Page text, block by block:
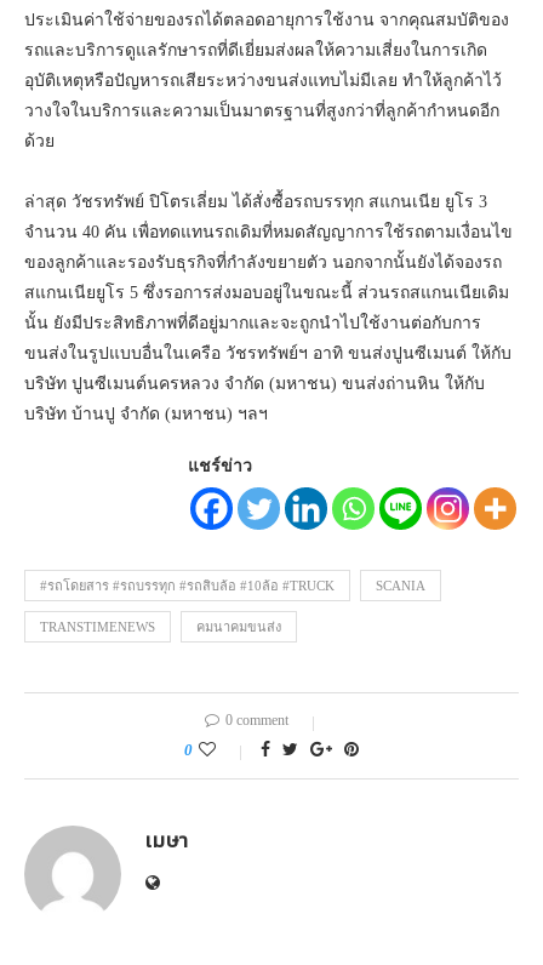
ประเมินค่าใช้จ่ายของรถได้ตลอดอายุการใช้งาน จากคุณสมบัติของ
รถและบริการดูแลรักษารถที่ดีเยี่ยมส่งผลให้ความเสี่ยงในการเกิด
อุบัติเหตุหรือปัญหารถเสียระหว่างขนส่งแทบไม่มีเลย ทำให้ลูกค้าไว้
วางใจในบริการและความเป็นมาตรฐานที่สูงกว่าที่ลูกค้ากำหนดอีก
ด้วย
ล่าสุด วัชรทรัพย์ ปิโตรเลี่ยม ได้สั่งซื้อรถบรรทุก สแกนเนีย ยูโร 3
จำนวน 40 คัน เพื่อทดแทนรถเดิมที่หมดสัญญาการใช้รถตามเงื่อนไข
ของลูกค้าและรองรับธุรกิจที่กำลังขยายตัว นอกจากนั้นยังได้จองรถ
สแกนเนียยูโร 5 ซึ่งรอการส่งมอบอยู่ในขณะนี้ ส่วนรถสแกนเนียเดิม
นั้น ยังมีประสิทธิภาพที่ดีอยู่มากและจะถูกนำไปใช้งานต่อกับการ
ขนส่งในรูปแบบอื่นในเครือ วัชรทรัพย์ฯ อาทิ ขนส่งปูนซีเมนต์ ให้กับ
บริษัท ปูนซีเมนต์นครหลวง จำกัด (มหาชน) ขนส่งถ่านหิน ให้กับ
บริษัท บ้านปู จำกัด (มหาชน) ฯลฯ
แชร์ข่าว
#รถโดยสาร #รถบรรทุก #รถสิบล้อ #10ล้อ #TRUCK SCANIA
TRANSTIMENEWS คมนาคมขนส่ง
0 comment
0
เมษา